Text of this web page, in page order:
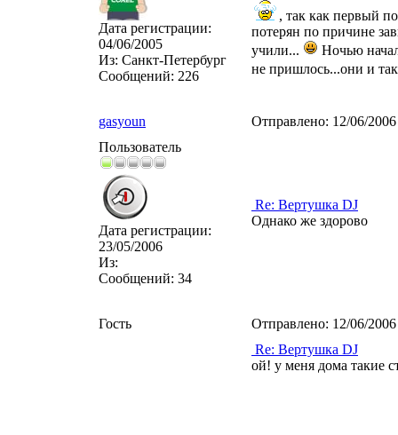
Дата регистрации:
04/06/2005
Из: Санкт-Петербург
Сообщений: 226
, так как первый
потерян по причине
учили...
Ночью
не пришлось...они и
gasyoun Отправлено: 12/06/
Пользователь
Дата регистрации:
23/05/2006
Из:
Сообщений: 34
Re: Вертушка DJ
Однако же здорово
Гость Отправлено: 12/06/
Re: Вертушка DJ
ой! у меня дома такие